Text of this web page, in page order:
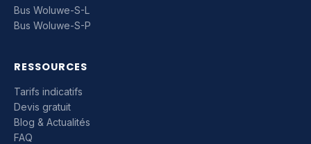
Bus Woluwe-S-L
Bus Woluwe-S-P
RESSOURCES
Tarifs indicatifs
Devis gratuit
Blog & Actualités
FAQ